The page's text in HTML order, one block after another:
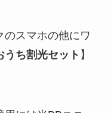
のスマホの他にワ
うち割光セット 】